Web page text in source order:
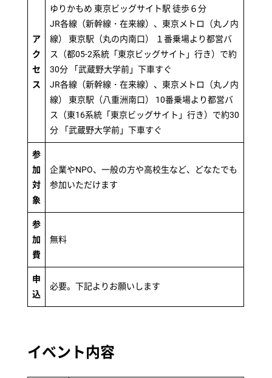
ア
ク
セ
ス
ゆりかもめ 東京ビッグサイト駅 徒歩６分
JR各線（新幹線・在来線）、東京メトロ（丸ノ内
線） 東京駅（丸の内南口） １番乗場より都営バ
ス（都05-2系統「東京ビッグサイト」行き）で約
30分 「武蔵野大学前」下車すぐ
JR各線（新幹線・在来線）、東京メトロ（丸ノ内
線） 東京駅（八重洲南口） 10番乗場より都営バ
ス（東16系統「東京ビッグサイト」行き）で約30
分 「武蔵野大学前」下車すぐ
参
加
対
象
企業やNPO、一般の方や高校生など、どなたでも
参加いただけます
参
加
費
無料
申
込
必要。下記よりお願いします
イベント内容